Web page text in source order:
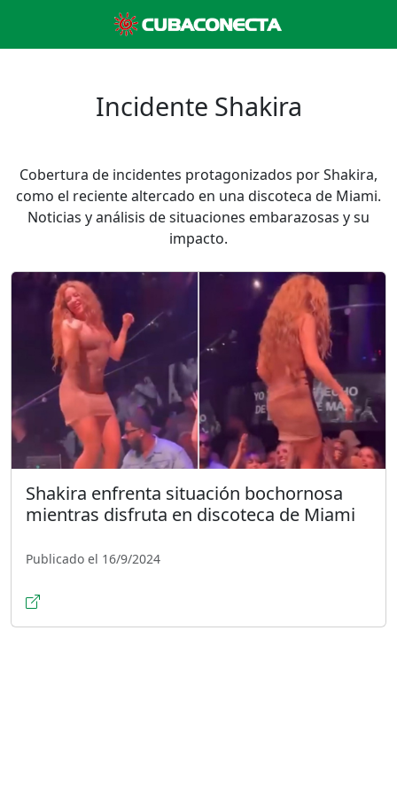
Incidente Shakira
Cobertura de incidentes protagonizados por Shakira,
como el reciente altercado en una discoteca de Miami.
Noticias y análisis de situaciones embarazosas y su
impacto.
Shakira enfrenta situación bochornosa
mientras disfruta en discoteca de Miami
Publicado el 16/9/2024